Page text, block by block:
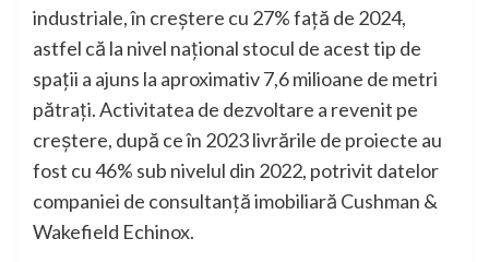
industriale, în creștere cu 27% față de 2024,
astfel că la nivel național stocul de acest tip de
spații a ajuns la aproximativ 7,6 milioane de metri
pătrați. Activitatea de dezvoltare a revenit pe
creștere, după ce în 2023 livrările de proiecte au
fost cu 46% sub nivelul din 2022, potrivit datelor
companiei de consultanță imobiliară Cushman &
Wakefield Echinox.